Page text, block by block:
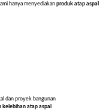
hanya menyediakan produk atap aspal
dan proyek bangunan
atap aspal